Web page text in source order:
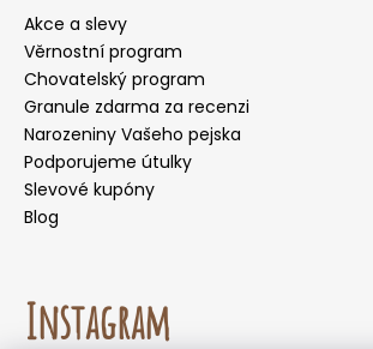
Akce a slevy
Věrnostní program
Chovatelský program
Granule zdarma za recenzi
Narozeniny Vašeho pejska
Podporujeme útulky
Slevové kupóny
Blog
Instagram